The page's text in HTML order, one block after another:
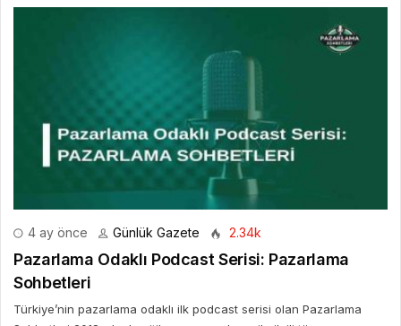
4 ay önce Günlük Gazete 2.34k
Pazarlama Odaklı Podcast Serisi: Pazarlama
Sohbetleri
Türkiye’nin pazarlama odaklı ilk podcast serisi olan Pazarlama